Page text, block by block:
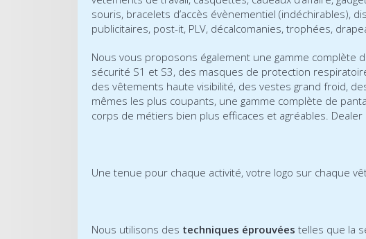
souris, bracelets d’accès évènementiel (indéchirables),
publicitaires, post-it, PLV, décalcomanies, trophées,
Nous vous proposons également une gamme complète
sécurité S1 et S3, des masques de protection
des vêtements haute visibilité, des vestes grand froid,
mêmes les plus coupants, une gamme complète de
corps de métiers bien plus efficaces et agréables. Dealer
Une tenue pour chaque activité, votre logo sur chaque
Nous utilisons des techniques éprouvées telles que la